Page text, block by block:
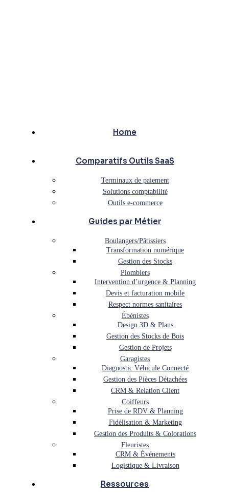
Home
Comparatifs Outils SaaS
Terminaux de paiement
Solutions comptabilité
Outils e-commerce
Guides par Métier
Boulangers/Pâtissiers
Transformation numérique
Gestion des Stocks
Plombiers
Intervention d’urgence & Planning
Devis et facturation mobile
Respect normes sanitaires
Ébénistes
Design 3D & Plans
Gestion des Stocks de Bois
Gestion de Projets
Garagistes
Diagnostic Véhicule Connecté
Gestion des Pièces Détachées
CRM & Relation Client
Coiffeurs
Prise de RDV & Planning
Fidélisation & Marketing
Gestion des Produits & Colorations
Fleuristes
CRM & Événements
Logistique & Livraison
Ressources